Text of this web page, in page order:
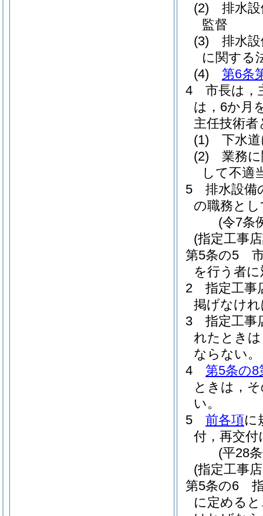
(2)
排水
監督
(3)
排水
に関する
(4)
第6条
4
市長は，
は，6か月
主任技術
(1)
下水
(2)
業務
して不適
5
排水設備
の職務と
(令7条
(指定工事
第5条の5
を行う者
2
指定工事
掲げなけ
3
指定工事
れたとき
ならない。
4
第5条の8
ときは，
い。
5
前各項に
付，再交
(平28
(指定工事
第5条の6
に定める